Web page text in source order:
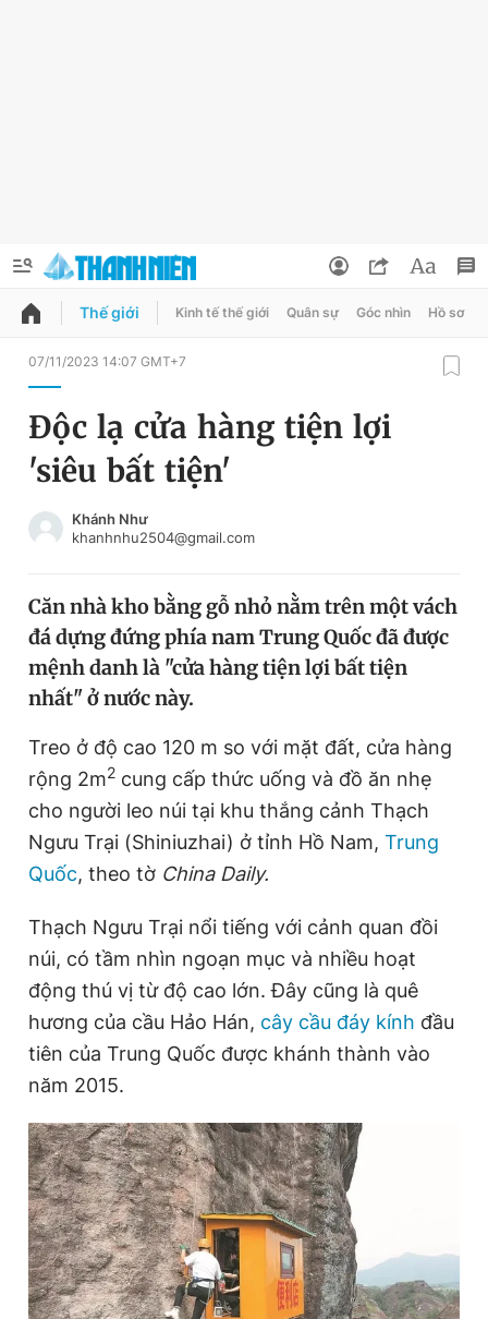
QUẢNG CÁO
Chuyên mục
Chuyên mục khác
Tin thị trường Tin 360
Video
Sản phẩm khác
Tiện ích Bạn cần biết
Thông tin tòa soạn Liên hệ quảng cáo
Đọc Thanh Niên trên điện thoại
Theo dõi báo trên
Hotline
0906 645 777
Liên hệ quảng cáo
0908 780 404
Đổi mật khẩu
Tin đã lưu
Tin đã xem
Đăng xuất
Thế giới Kinh tế thế giới Quân sự Góc nhìn Hồ sơ
07/11/2023 14:07 GMT+7
Độc lạ cửa hàng tiện lợi
'siêu bất tiện'
Khánh Như
khanhnhu2504@gmail.com
Căn nhà kho bằng gỗ nhỏ nằm trên một vách
đá dựng đứng phía nam Trung Quốc đã được
mệnh danh là "cửa hàng tiện lợi bất tiện
nhất" ở nước này.
Treo ở độ cao 120 m so với mặt đất, cửa hàng
rộng 2m2 cung cấp thức uống và đồ ăn nhẹ
cho người leo núi tại khu thắng cảnh Thạch
Ngưu Trại (Shiniuzhai) ở tỉnh Hồ Nam, Trung
Quốc, theo tờ China Daily.
Thạch Ngưu Trại nổi tiếng với cảnh quan đồi
núi, có tầm nhìn ngoạn mục và nhiều hoạt
động thú vị từ độ cao lớn. Đây cũng là quê
hương của cầu Hảo Hán, cây cầu đáy kính đầu
tiên của Trung Quốc được khánh thành vào
năm 2015.